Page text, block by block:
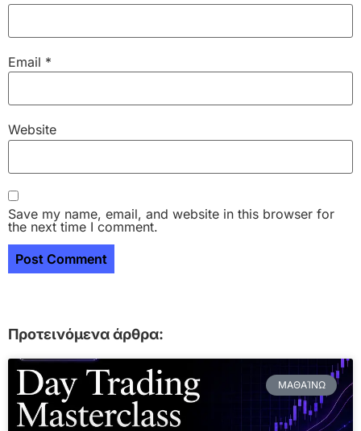
Email *
Website
Save my name, email, and website in this browser for
the next time I comment.
Προτεινόμενα άρθρα:
ΜΑΘΑΊΝΩ